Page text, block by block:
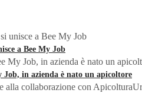
a Bee My Job
Job, in azienda è nato un apicoltore